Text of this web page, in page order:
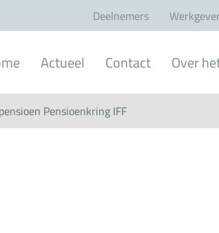
Deelnemers
Actueel Contact Over
Pensioenkring IFF